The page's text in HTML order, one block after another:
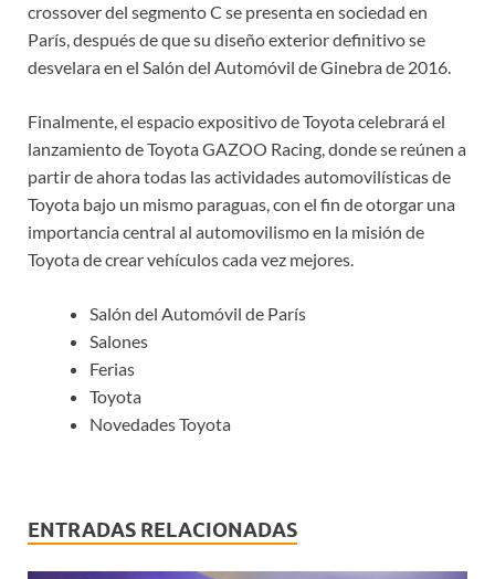
crossover del segmento C se presenta en sociedad en
París, después de que su diseño exterior definitivo se
desvelara en el Salón del Automóvil de Ginebra de 2016.
Finalmente, el espacio expositivo de Toyota celebrará el
lanzamiento de Toyota GAZOO Racing, donde se reúnen a
partir de ahora todas las actividades automovilísticas de
Toyota bajo un mismo paraguas, con el fin de otorgar una
importancia central al automovilismo en la misión de
Toyota de crear vehículos cada vez mejores.
Salón del Automóvil de París
Salones
Ferias
Toyota
Novedades Toyota
ENTRADAS RELACIONADAS